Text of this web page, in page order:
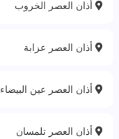
أذان العصر الخروب
أذان العصر عزابة
أذان العصر عين البيضاء
أذان العصر تلمسان